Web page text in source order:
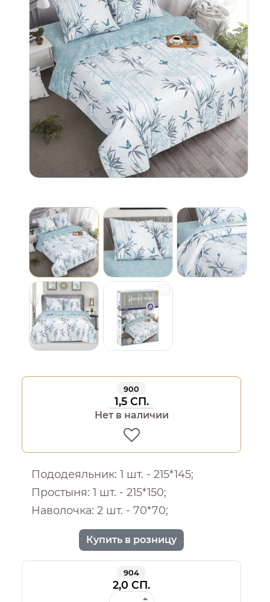
900
1,5 СП.
Нет в наличии
Пододеяльник: 1 шт. - 215*145;
Простыня: 1 шт. - 215*150;
Наволочка: 2 шт. - 70*70;
Купить в розницу
904
2,0 СП.